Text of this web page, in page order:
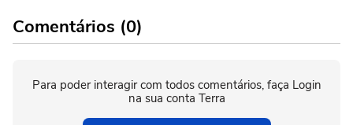
Comentários (0)
Para poder interagir com todos comentários, faça Login
na sua conta Terra